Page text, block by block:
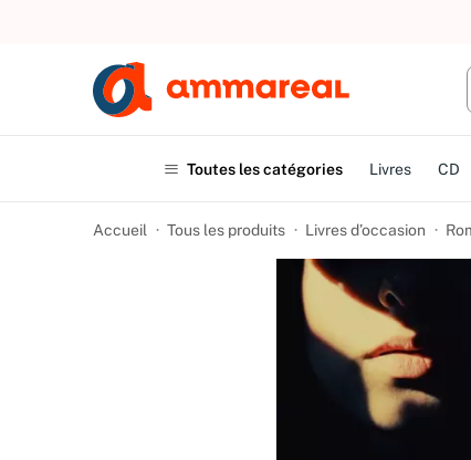
UN
Toutes les catégories Livres CD
Accueil Tous les produits Livres d’occasion